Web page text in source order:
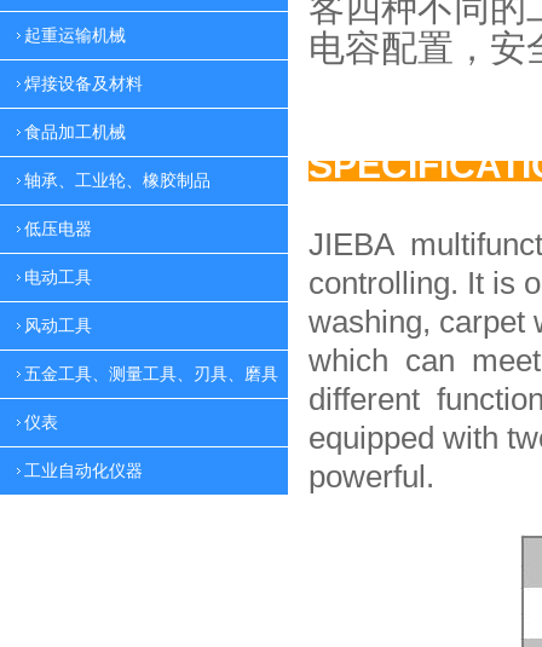
起重运输机械
焊接设备及材料
食品加工机械
轴承、工业轮、橡胶制品
低压电器
电动工具
风动工具
五金工具、测量工具、刃具、磨具
仪表
工业自动化仪器
电容配置， 安
JIEBA
controlling. It is
washing, carpet
which can
different
equipped with
powerful.